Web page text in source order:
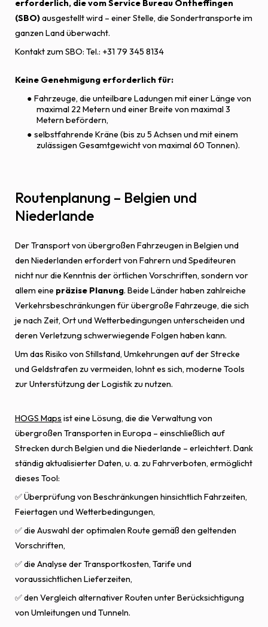
erforderlich, die vom Service Bureau Ontheffingen
(SBO)ausgestellt wird – einer Stelle, die Sondertransporte im
ganzen Land überwacht.
Kontakt zum SBO: Tel.: +31 79 345 8134
Keine Genehmigung erforderlich für:
Fahrzeuge, die unteilbare Ladungen mit einer Länge von
maximal 22 Metern und einer Breite von maximal 3
Metern befördern,
selbstfahrende Kräne (bis zu 5 Achsen und mit einem
zulässigen Gesamtgewicht von maximal 60 Tonnen).
Routenplanung – Belgien und
Niederlande
Der Transport von übergroßen Fahrzeugen in Belgien und
den Niederlanden erfordert von Fahrern und Spediteuren
nicht nur die Kenntnis der örtlichen Vorschriften, sondern vor
allem eine präzise Planung. Beide Länder haben zahlreiche
Verkehrsbeschränkungen für übergroße Fahrzeuge, die sich
je nach Zeit, Ort und Wetterbedingungen unterscheiden und
deren Verletzung schwerwiegende Folgen haben kann.
Um das Risiko von Stillstand, Umkehrungen auf der Strecke
und Geldstrafen zu vermeiden, lohnt es sich, moderne Tools
zur Unterstützung der Logistik zu nutzen.
HOGS Maps ist eine Lösung, die die Verwaltung von
übergroßen Transporten in Europa – einschließlich auf
Strecken durch Belgien und die Niederlande – erleichtert. Dank
ständig aktualisierter Daten, u. a. zu Fahrverboten, ermöglicht
dieses Tool:
✅ Überprüfung von Beschränkungen hinsichtlich Fahrzeiten,
Feiertagen und Wetterbedingungen,
✅ die Auswahl der optimalen Route gemäß den geltenden
Vorschriften,
✅ die Analyse der Transportkosten, Tarife und
voraussichtlichen Lieferzeiten,
✅ den Vergleich alternativer Routen unter Berücksichtigung
von Umleitungen und Tunneln.